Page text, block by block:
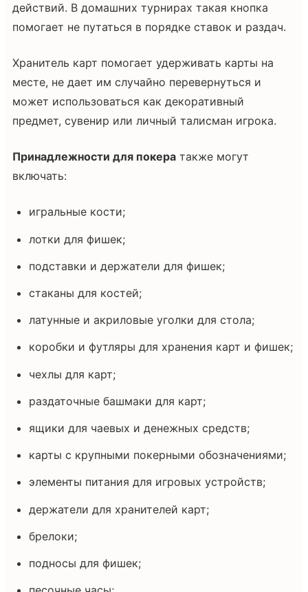
действий. В домашних турнирах такая кнопка
помогает не путаться в порядке ставок и раздач.
Хранитель карт помогает удерживать карты на
месте, не дает им случайно перевернуться и
может использоваться как декоративный
предмет, сувенир или личный талисман игрока.
Принадлежности для покера также могут
включать:
игральные кости;
лотки для фишек;
подставки и держатели для фишек;
стаканы для костей;
латунные и акриловые уголки для стола;
коробки и футляры для хранения карт и фишек;
чехлы для карт;
раздаточные башмаки для карт;
ящики для чаевых и денежных средств;
карты с крупными покерными обозначениями;
элементы питания для игровых устройств;
держатели для хранителей карт;
брелоки;
подносы для фишек;